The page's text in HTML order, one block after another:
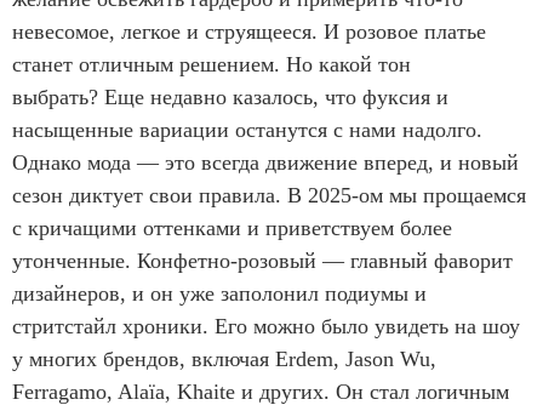
невесомое, легкое и струящееся. И розовое платье
станет отличным решением. Но какой тон
выбрать? Еще недавно казалось, что фуксия и
насыщенные вариации останутся с нами надолго.
Однако мода — это всегда движение вперед, и новый
сезон диктует свои правила. В 2025-ом мы прощаемся
с кричащими оттенками и приветствуем более
утонченные. Конфетно-розовый — главный фаворит
дизайнеров, и он уже заполонил подиумы и
стритстайл хроники. Его можно было увидеть на шоу
у многих брендов, включая Erdem, Jason Wu,
Ferragamo, Alaïa, Khaite и других. Он стал логичным